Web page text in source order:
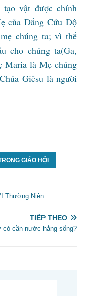
vật được chính
của Đấng Cứu Độ
chúng ta; vì thế
cho chúng ta(Ga,
Maria là Mẹ chúng
Giêsu là người
GIÁO HỘI
Thường Niên
TIẾP THEO
có cần nước hằng sống?